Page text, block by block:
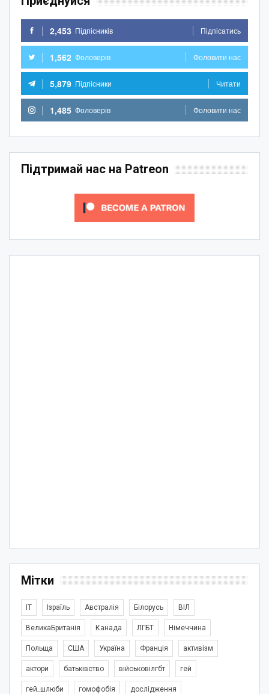
2,453 Підпісників Підпісатись
1,562 Фоловерів Фоловити нас
5,879 Підпісники Читати
1,485 Фоловерів Фоловити нас
Підтримай нас на Patreon
Мітки
IT Ізраїль Австралія Білорусь ВІЛ
ВеликаБританія Канада ЛГБТ Німеччина
Польща США Україна Франція активізм
актори батьківство військовілгбт гей
гей_шлюби гомофобія дослідження